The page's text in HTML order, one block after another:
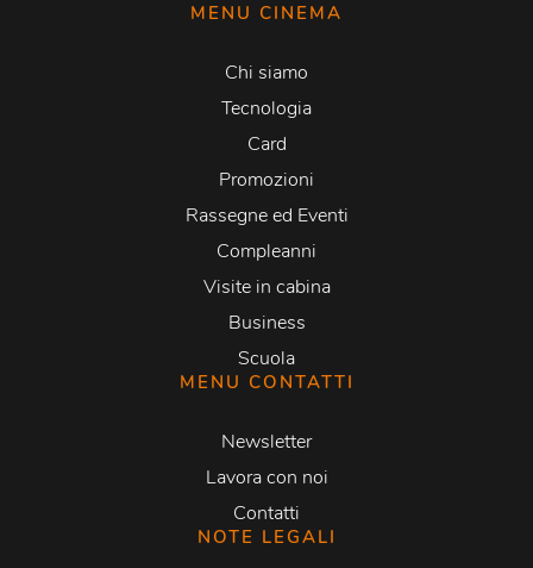
MENU CINEMA
Chi siamo
Tecnologia
Card
Promozioni
Rassegne ed Eventi
Compleanni
Visite in cabina
Business
Scuola
MENU CONTATTI
Newsletter
Lavora con noi
Contatti
NOTE LEGALI